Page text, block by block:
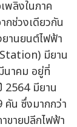
พลิงในภาค
กช่วงเดียวกัน
านยนต์ไฟฟ้า
มียาน
นาคม อยู่ที่
2564 มียาน
คัน ซึ่งมากกว่า
ขายปลีกไฟฟ้า